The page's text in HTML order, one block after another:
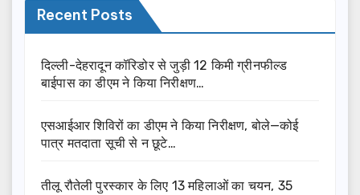
Recent Posts
दिल्ली-देहरादून कॉरिडोर से जुड़ी 12 किमी ग्रीनफील्ड
बाईपास का डीएम ने किया निरीक्षण…
एसआईआर शिविरों का डीएम ने किया निरीक्षण, बोले—कोई
पात्र मतदाता सूची से न छूटे…
तीलू रौतेली पुरस्कार के लिए 13 महिलाओं का चयन, 35